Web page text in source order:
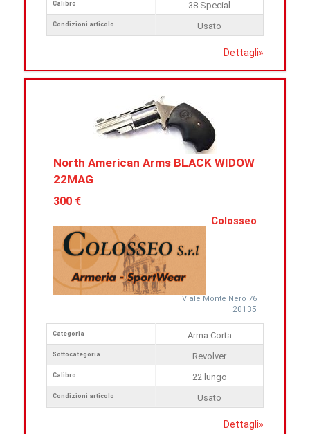
Calibro
Condizioni articolo
38 Special
Usato
Dettagli»
North American Arms BLACK WIDOW
22MAG
300 €
Colosseo
Viale Monte Nero 76
20135
Categoria
Sottocategoria
Calibro
Condizioni articolo
Arma Corta
Revolver
22 lungo
Usato
Dettagli»